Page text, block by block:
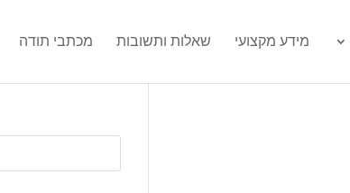
מידע מקצועי שאלות ותשובות מכתבי תודה